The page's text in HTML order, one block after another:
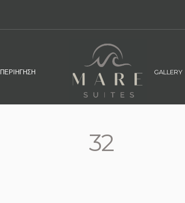
ΠΕΡΙΗΓΗΣΗ GALLERY
32